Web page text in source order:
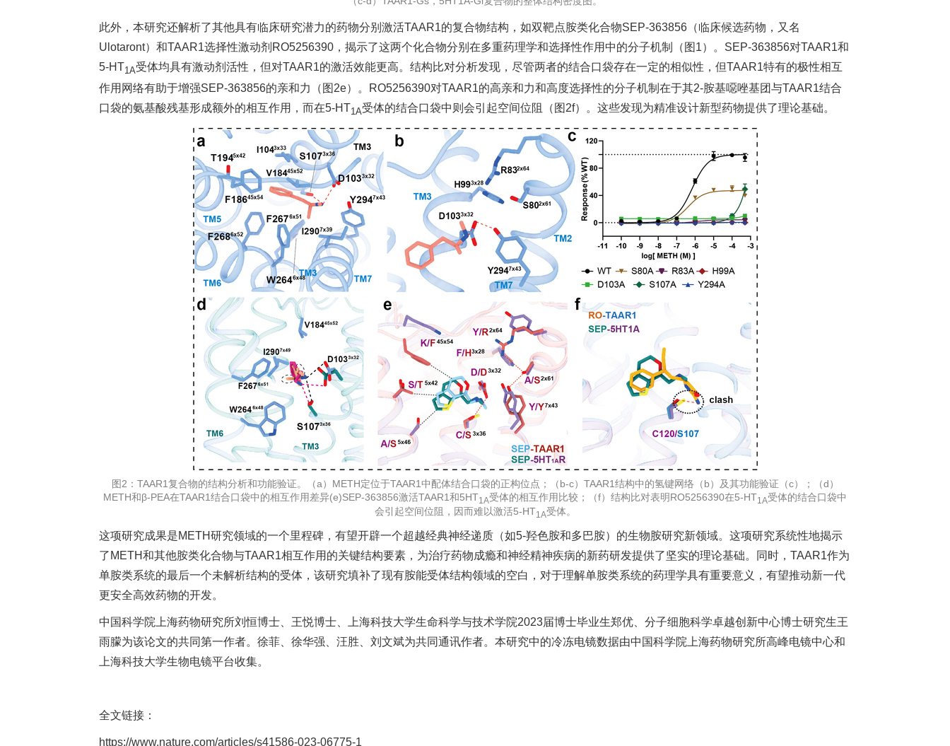
此外，本研究还解析了其他具有临床研究潜力的药物分别激活TAAR1的复合物结构，如双靶点胺类化合物SEP-363856（临床候选药物，又名
Ulotaront）和TAAR1选择性激动剂RO5256390，揭示了这两个化合物分别在多重药理学和选择性作用中的分子机制（图1）。SEP-363856对TAAR1和
5-HT1A受体均具有激动剂活性，但对TAAR1的激活效能更高。结构比对分析发现，尽管两者的结合口袋存在一定的相似性，但TAAR1特有的极性相互
作用网络有助于增强SEP-363856的亲和力（图2e）。RO5256390对TAAR1的高亲和力和高度选择性的分子机制在于其2-胺基噁唑基团与TAAR1结合
口袋的氨基酸残基形成额外的相互作用，而在5-HT1A受体的结合口袋中则会引起空间位阻（图2f）。这些发现为精准设计新型药物提供了理论基础。
图2：TAAR1复合物的结构分析和功能验证。（a）METH定位于TAAR1中配体结合口袋的正构位点；（b-c）TAAR1结构中的氢键网络（b）及其功能验证（c）；（d）
METH和β-PEA在TAAR1结合口袋中的相互作用差异(e)SEP-363856激活TAAR1和5HT1A受体的相互作用比较；（f）结构比对表明RO5256390在5-HT1A受体的结合口袋中
会引起空间位阻，因而难以激活5-HT1A受体。
这项研究成果是METH研究领域的一个里程碑，有望开辟一个超越经典神经递质（如5-羟色胺和多巴胺）的生物胺研究新领域。这项研究系统性地揭示
了METH和其他胺类化合物与TAAR1相互作用的关键结构要素，为治疗药物成瘾和神经精神疾病的新药研发提供了坚实的理论基础。同时，TAAR1作为
单胺类系统的最后一个未解析结构的受体，该研究填补了现有胺能受体结构领域的空白，对于理解单胺类系统的药理学具有重要意义，有望推动新一代
更安全高效药物的开发。
中国科学院上海药物研究所刘恒博士、王悦博士、上海科技大学生命科学与技术学院2023届博士毕业生郑优、分子细胞科学卓越创新中心博士研究生王
雨朦为该论文的共同第一作者。徐菲、徐华强、汪胜、刘文斌为共同通讯作者。本研究中的冷冻电镜数据由中国科学院上海药物研究所高峰电镜中心和
上海科技大学生物电镜平台收集。
全文链接：
https://www.nature.com/articles/s41586-023-06775-1